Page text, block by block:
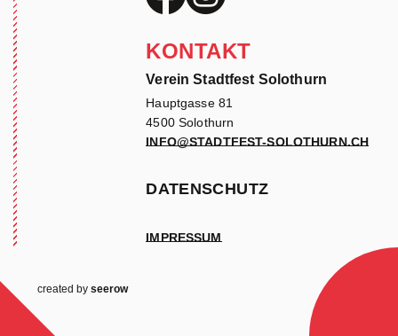
KONTAKT
Verein Stadtfest Solothurn
Hauptgasse 81
4500 Solothurn
INFO@STADTFEST-SOLOTHURN.CH
DATENSCHUTZ
IMPRESSUM
created by seerow